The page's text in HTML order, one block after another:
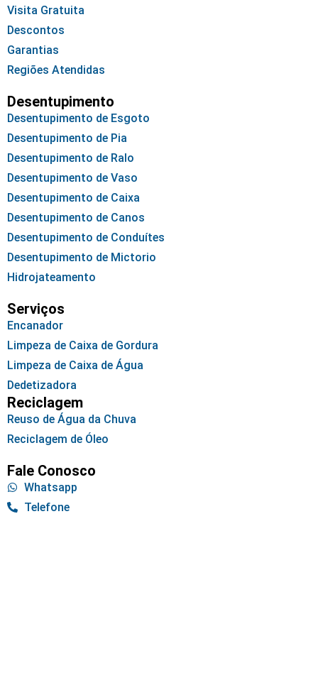
Visita Gratuita
Descontos
Garantias
Regiões Atendidas
Desentupimento
Desentupimento de Esgoto
Desentupimento de Pia
Desentupimento de Ralo
Desentupimento de Vaso
Desentupimento de Caixa
Desentupimento de Canos
Desentupimento de Conduítes
Desentupimento de Mictorio
Hidrojateamento
Serviços
Encanador
Limpeza de Caixa de Gordura
Limpeza de Caixa de Água
Dedetizadora
Reciclagem
Reuso de Água da Chuva
Reciclagem de Óleo
Fale Conosco
Whatsapp
Telefone